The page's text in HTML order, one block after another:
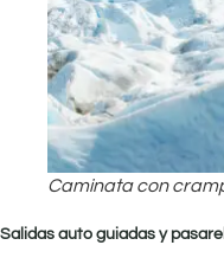
Caminata con
Salidas auto guiadas y